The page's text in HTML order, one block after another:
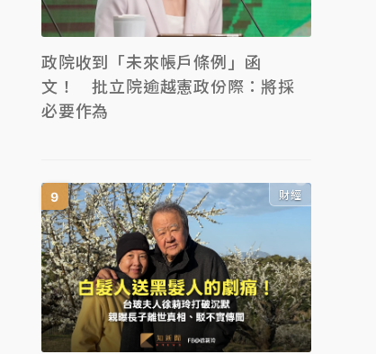
政院收到「未來帳戶條例」函
文！ 批立院逾越憲政份際：將採
必要作為
財經